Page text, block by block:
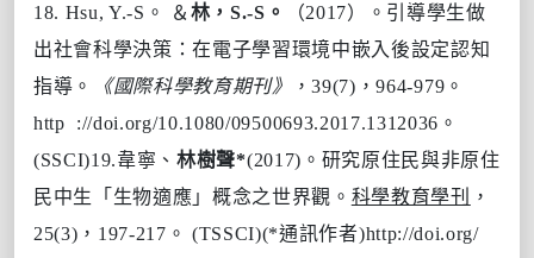
18. Hsu, Y.-S。 ＆ 林，S.-S。
（2017）。引導學生做
出社會科學決策：在電子學習環境中嵌入後設定認知
指導。
《國際科學教育期刊》
，39(7)，964-979。
http ://doi.org/10.1080/09500693.2017.1312036。
(SSCI)19.韋寧、林樹聲*(2017)。研究原住民與非原住
民中生「生物適應」概念之世界觀。 科學教育學刊
，
25(3)，197-217。 (TSSCI)(*通訊作者)http://doi.org/